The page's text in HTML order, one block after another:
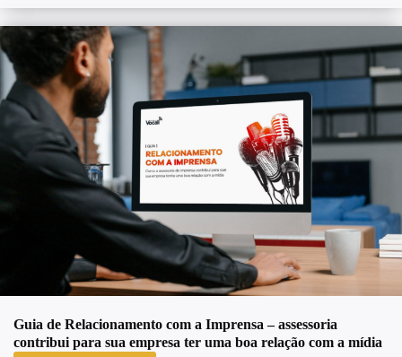
Guia de Relacionamento com a Imprensa – assessoria
contribui para sua empresa ter uma boa relação com a mídia